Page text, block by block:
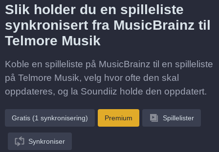
Slik holder du en spilleliste
synkronisert fra MusicBrainz til
Telmore Musik
Koble en spilleliste på MusicBrainz til en spilleliste
på Telmore Musik, velg hvor ofte den skal
oppdateres, og la Soundiiz holde den oppdatert.
Gratis (1 synkronisering) Premium Spillelister
Synkroniser